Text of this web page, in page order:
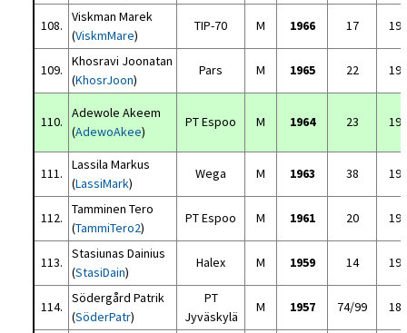
108.
Viskman Marek
(ViskmMare)
TIP-70 M 1966 17
109.
Khosravi Joonatan
(KhosrJoon)
Pars M 1965 22
110.
Adewole Akeem
(AdewoAkee)
PT Espoo M 1964 23
111.
Lassila Markus
(LassiMark)
Wega M 1963 38
112.
Tamminen Tero
(TammiTero2)
PT Espoo M 1961 20
113.
Stasiunas Dainius
(StasiDain)
Halex M 1959 14
114.
Södergård Patrik
(SöderPatr)
PT
Jyväskylä
M 1957 74/99